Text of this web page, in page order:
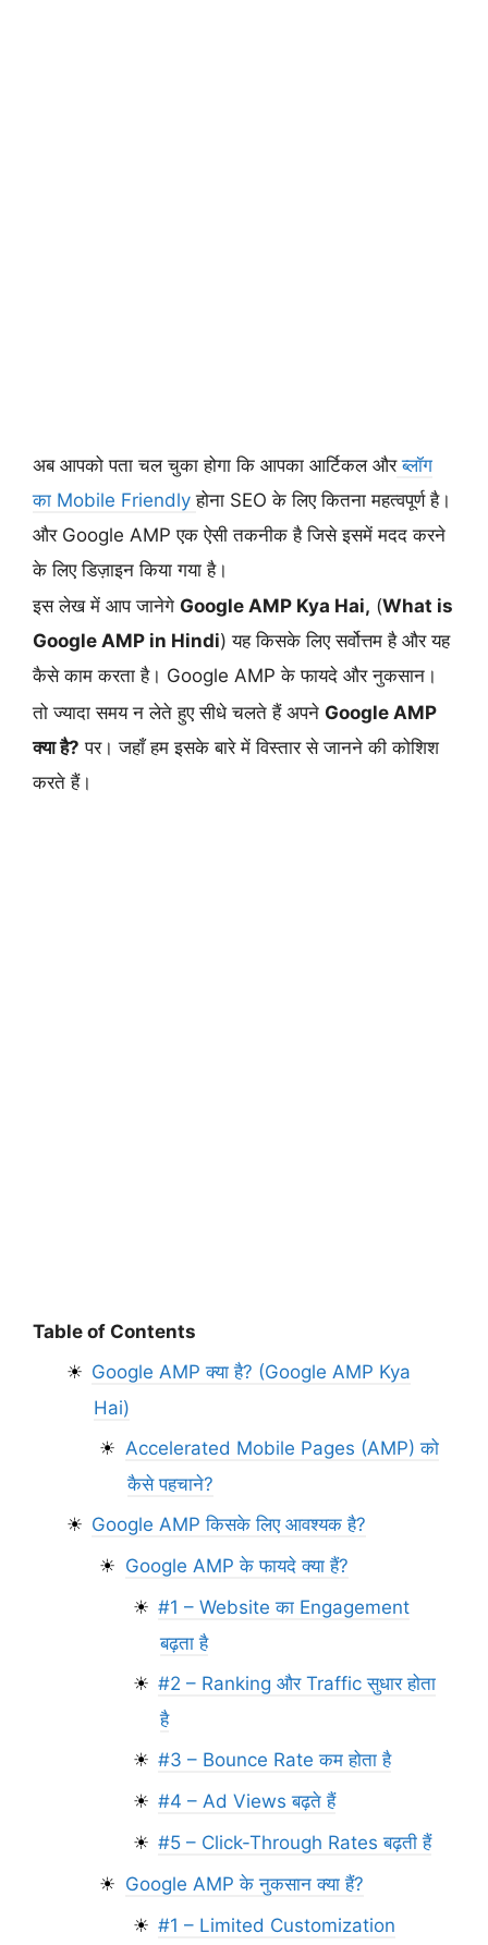
अब आपको पता चल चुका होगा कि आपका आर्टिकल औरब्लॉग
का Mobile Friendlyहोना SEO के लिए कितना महत्वपूर्ण है।
और Google AMP एक ऐसी तकनीक है जिसे इसमें मदद करने
के लिए डिज़ाइन किया गया है।
इस लेख में आप जानेगे Google AMP Kya Hai, (What is
Google AMP in Hindi) यह किसके लिए सर्वोत्तम है और यह
कैसे काम करता है। Google AMP के फायदे और नुकसान।
तो ज्यादा समय न लेते हुए सीधे चलते हैं अपने Google AMP
क्या है? पर। जहाँ हम इसके बारे में विस्तार से जानने की कोशिश
करते हैं।
Table of Contents
Google AMP क्या है? (Google AMP Kya
Hai)
Accelerated Mobile Pages (AMP) को
कैसे पहचाने?
Google AMP किसके लिए आवश्यक है?
Google AMP के फायदे क्या हैं?
#1 – Website का Engagement
बढ़ता है
#2 – Ranking और Traffic सुधार होता
है
#3 – Bounce Rate कम होता है
#4 – Ad Views बढ़ते हैं
#5 – Click-Through Rates बढ़ती हैं
Google AMP के नुकसान क्या हैं?
#1 – Limited Customization